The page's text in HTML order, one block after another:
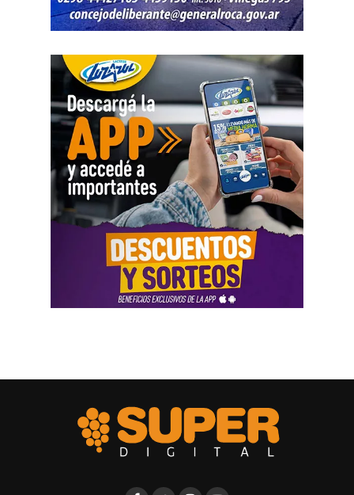
El informe bancario añadió otro elemento. La cuenta
saldos durante varios meses. La sentencia tomó esos
movimientos como parte del análisis patrimonial, aunque
no los consideró suficientes para establecer por sí solos
una cifra definitiva.
Las declaraciones testimoniales completaron el cuadro.
Varias personas hablaron sobre locales gastronómicos,
viajes al exterior, vehículos y nivel de vida. Otro
testimonio mencionó la relación del progenitor con una
empresa que ocupaba un inmueble comercial.
Aun con ese conjunto de pruebas, la jueza señaló que
faltó documentación contable específica. También
sostuvo que el progenitor estaba en mejores condiciones
posibilidades técnicas o materiales para hacerlo.
La jueza fijó una cuota alimentaria equivalente a ocho
se practique una liquidación por los períodos anteriores,